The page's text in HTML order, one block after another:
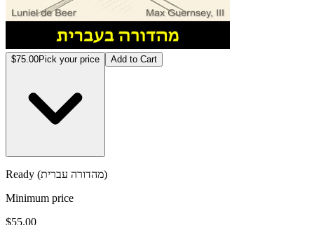
$75.00Pick your price Add to Cart
Ready (מהדורה עברית)
Minimum price
$55.00